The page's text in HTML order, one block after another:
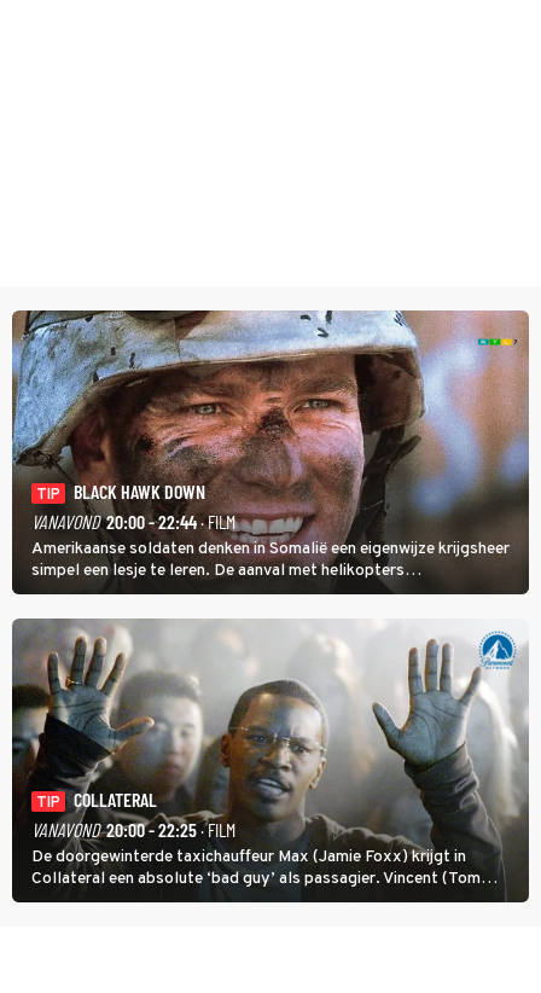
TIP
BLACK HAWK DOWN
VANAVOND 20:00 - 22:44· FILM
Amerikaanse soldaten denken in Somalië een eigenwijze krijgsheer
simpel een lesje te leren. De aanval met helikopters
verloopt in Black Hawk down dramatisch.
TIP
COLLATERAL
VANAVOND 20:00 - 22:25· FILM
De doorgewinterde taxichauffeur Max (Jamie Foxx) krijgt in
Collateral een absolute ‘bad guy’ als passagier. Vincent (Tom
Cruise) heeft hem nodig om hem de stad door te loodsen om een